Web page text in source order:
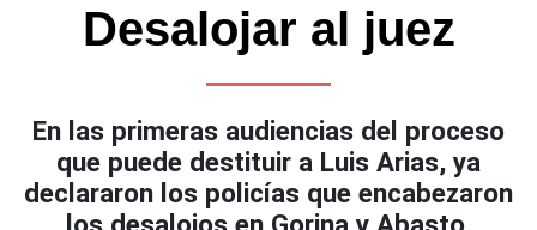
Desalojar al juez
En las primeras audiencias del proceso
que puede destituir a Luis Arias, ya
declararon los policías que encabezaron